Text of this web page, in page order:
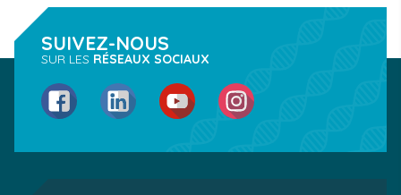
SUIVEZ-NOUS
SUR LES RÉSEAUX SOCIAUX
FacebookLinkedIn YouTube Instagram